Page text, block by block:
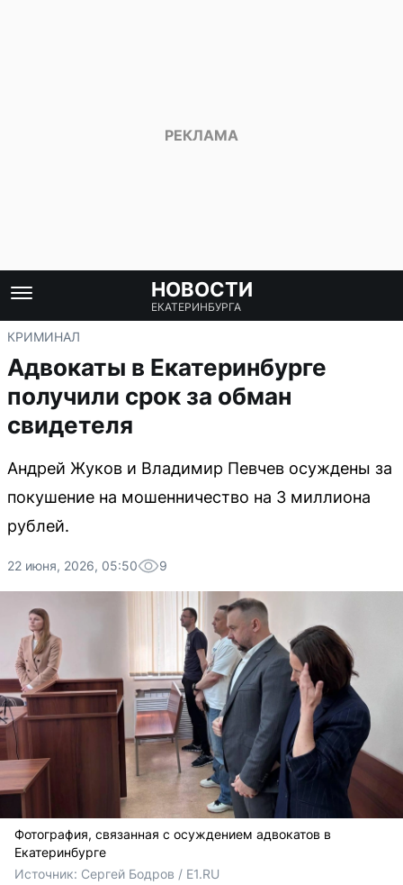
НОВОСТИ
ЕКАТЕРИНБУРГА
КРИМИНАЛ
Адвокаты в Екатеринбурге
получили срок за обман
свидетеля
Андрей Жуков и Владимир Певчев осуждены за
покушение на мошенничество на 3 миллиона
рублей.
22 июня, 2026, 05:50 9
Фотография, связанная с осуждением адвокатов в
Екатеринбурге
Источник: Сергей Бодров / E1.RU